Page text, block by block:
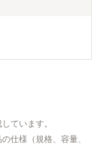
ています。
仕様（規格、容量、